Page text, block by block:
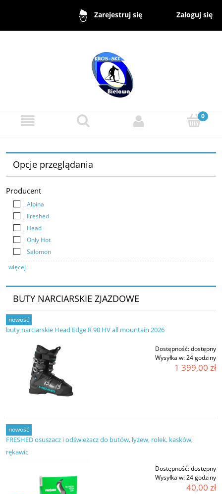
Zarejestruj się Zaloguj się
Opcje przeglądania
Producent
Alpina
Freshed
Head
Only Hot
Salomon
więcej
BUTY NARCIARSKIE ZJAZDOWE
buty narciarskie Head Edge R 90 HV all mountain 2026
Dostępność:dostępny
Wysyłka w:24 godziny
1 399,00 zł
nowość
FRESHED osuszacz i odświeżacz do butów, łyżew, rolek, kasków,
rękawic
Dostępność:dostępny
Wysyłka w:24 godziny
40,00 zł
nowość